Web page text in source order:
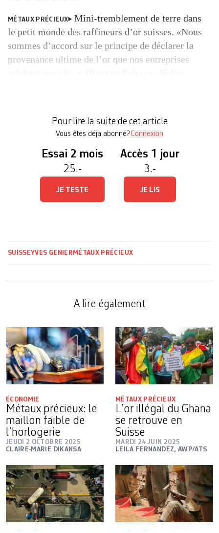
MÉTAUX PRÉCIEUX
Mini-tremblement de terre dans
le petit monde des raffineurs d’or suisses. «Nous
sommes d’accord sur le principe de déclarer la
provenance ultime de l’or que nos entreprises
représentant de cette […]
Pour lire la suite de cet article
Vous êtes déjà abonné?Connexion
Essai 2 mois
25.-
JE TESTE
Accès 1 jour
3.-
JE LIS
SUISSEYVES GENIER MÉTAUX PRÉCIEUX
A lire également
ÉCONOMIE
Métaux précieux: le
maillon faible de
l’horlogerie
JEUDI 2 OCTOBRE 2025
CLAIRE-MARIE DIKANSA
MÉTAUX PRÉCIEUX
L’or illégal du Ghana
se retrouve en
Suisse
MARDI 24 JUIN 2025
LEILA FERNANDEZ, AWP/ATS